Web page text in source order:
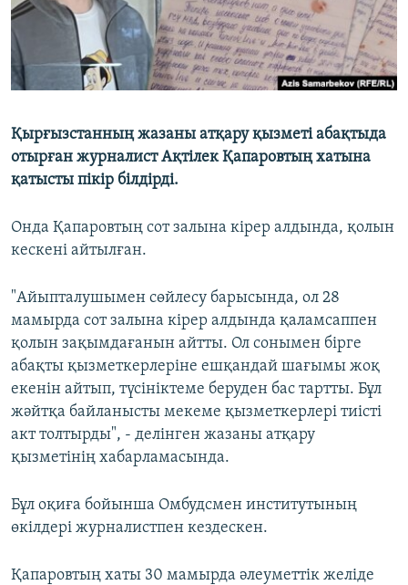
Қырғызстанның жазаны атқару қызметі абақтыда
отырған журналист Ақтілек Қапаровтың хатына
қатысты пікір білдірді.
Онда Қапаровтың сот залына кірер алдында, қолын
кескені айтылған.
"Айыпталушымен сөйлесу барысында, ол 28
мамырда сот залына кірер алдында қаламсаппен
қолын зақымдағанын айтты. Ол сонымен бірге
абақты қызметкерлеріне ешқандай шағымы жоқ
екенін айтып, түсініктеме беруден бас тартты. Бұл
жәйтқа байланысты мекеме қызметкерлері тиісті
акт толтырды", - делінген жазаны атқару
қызметінің хабарламасында.
Бұл оқиға бойынша Омбудсмен институтының
өкілдері журналистпен кездескен.
Қапаровтың хаты 30 мамырда әлеуметтік желіде